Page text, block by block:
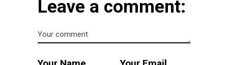
Leave a comment: